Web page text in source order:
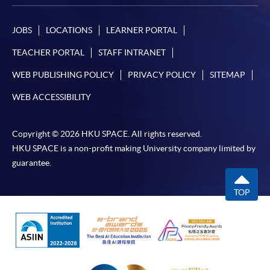
JOBS LOCATIONS LEARNER PORTAL
TEACHER PORTAL STAFF INTRANET
WEB PUBLISHING POLICY PRIVACY POLICY SITEMAP
WEB ACCESSIBILITY
Copyright © 2026 HKU SPACE. All rights reserved.
HKU SPACE is a non-profit making University company limited by
guarantee.
TOP